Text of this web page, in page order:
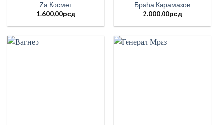
Zа Космет
1.600,00рсд
Браћа Карамазов
2.000,00рсд